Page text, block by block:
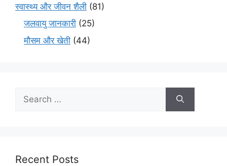
स्वास्थ्य और जीवन शैली (81)
जलवायु जानकारी (25)
मौसम और खेती (44)
Recent Posts